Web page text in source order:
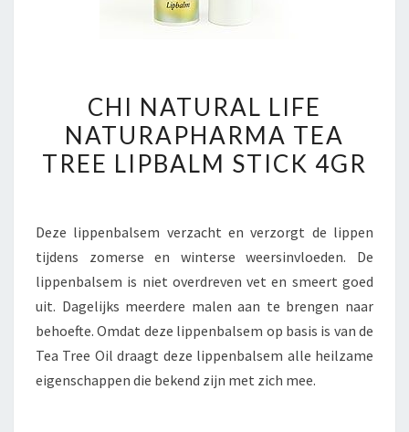
NATURAL
LIFE
NATURAPHARMA
LIPBALM
STICK
4GR
CHI NATURAL LIFE
NATURAPHARMA TEA
TREE LIPBALM STICK 4GR
Deze lippenbalsem verzacht en verzorgt de lippen
tijdens zomerse en winterse weersinvloeden. De
lippenbalsem is niet overdreven vet en smeert goed
uit. Dagelijks meerdere malen aan te brengen naar
behoefte. Omdat deze lippenbalsem op basis is van de
Tea Tree Oil draagt deze lippenbalsem alle heilzame
eigenschappen die bekend zijn met zich mee.